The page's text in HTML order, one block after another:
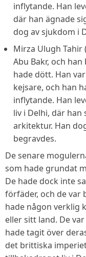
inflytande. Han
där han ägnade
dog av sjukdom i
Mirza Ulugh Tahir
Abu Bakr, och
hade dött. Han
kejsare, och han
inflytande. Han
liv i Delhi, där
arkitektur. Han
begravdes.
De senare
som hade grundat
De hade dock inte
förfäder, och de var
hade någon verklig
eller sitt land. De
hade tagit över
det brittiska